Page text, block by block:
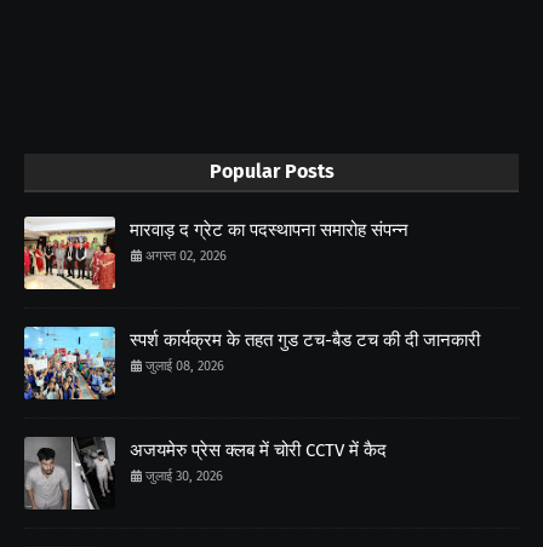
Popular Posts
मारवाड़ द ग्रेट का पदस्थापना समारोह संपन्न
अगस्त 02, 2026
स्पर्श कार्यक्रम के तहत गुड टच-बैड टच की दी जानकारी
जुलाई 08, 2026
अजयमेरु प्रेस क्लब में चोरी CCTV में कैद
जुलाई 30, 2026